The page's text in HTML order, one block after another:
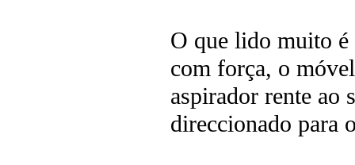
O que lido muito é
com força, o
aspirador rente ao
direccionado para